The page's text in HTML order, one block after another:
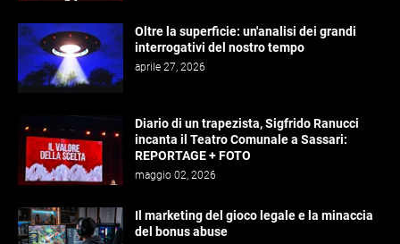
Oltre la superficie: un'analisi dei grandi
interrogativi del nostro tempo
aprile 27, 2026
Diario di un trapezista, Sigfrido Ranucci
incanta il Teatro Comunale a Sassari:
REPORTAGE + FOTO
maggio 02, 2026
Il marketing del gioco legale e la minaccia
del bonus abuse